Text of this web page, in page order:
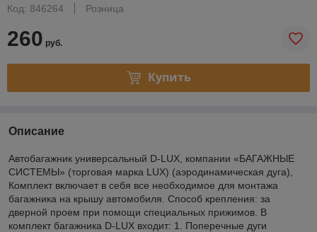
Код: 846264
Розница
260 руб.
Купить
Описание
Автобагажник универсальный D-LUX, компании «БАГАЖНЫЕ
СИСТЕМЫ» (торговая марка LUX) (аэродинамическая дуга),
Комплект включает в себя все необходимое для монтажа
багажника на крышу автомобиля. Способ крепления: за
дверной проем при помощи специальных прижимов. В
комплект багажника D-LUX входит: 1. Поперечные дуги